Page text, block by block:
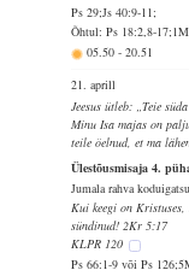
Ps 29;Js 40:9-11;
Õhtul: Ps 18:2,8-
05.50-20.51
21. aprill
Jeesus ütleb: „Teie
Minu Isa majas on
teile öelnud, et ma
Ülestõusmisaja 4.
Jumala rahva
Kui keegi on
sündinud! 2Kr 5:17
KLPR 120
Ps 66:1-9 või Ps